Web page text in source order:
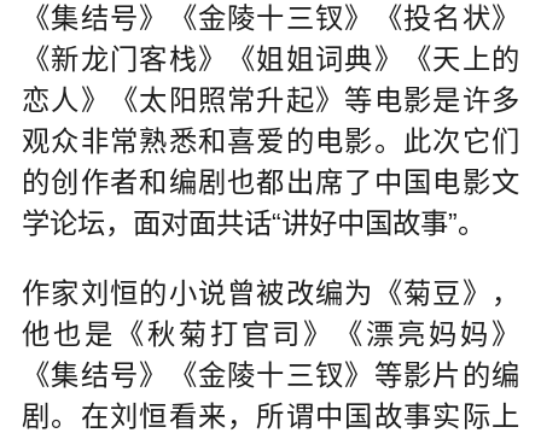
《集结号》《金陵十三钗》《投名状》
《新龙门客栈》《姐姐词典》《天上的
恋人》《太阳照常升起》等电影是许多
观众非常熟悉和喜爱的电影。此次它们
的创作者和编剧也都出席了中国电影文
学论坛，面对面共话“讲好中国故事”。
作家刘恒的小说曾被改编为《菊豆》，
他也是《秋菊打官司》《漂亮妈妈》
《集结号》《金陵十三钗》等影片的编
剧。在刘恒看来，所谓中国故事实际上